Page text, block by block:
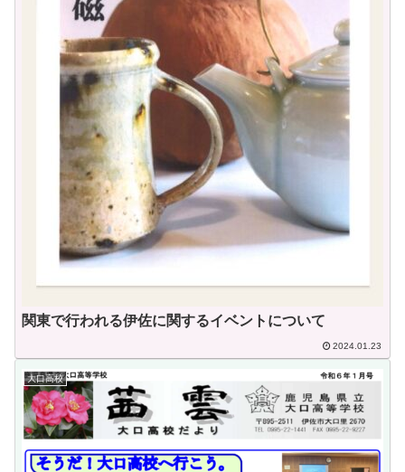
関東で行われる伊佐に関するイベントについて
2024.01.23
大口高校